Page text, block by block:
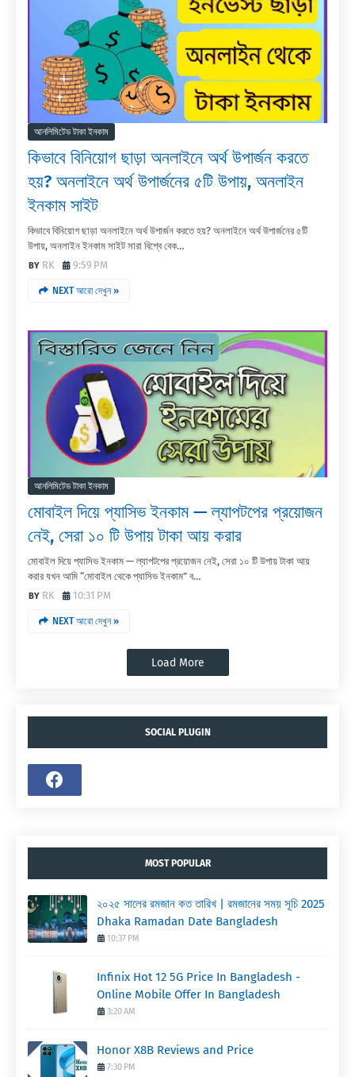
আনলিমিটেড টাকা ইনকাম
কিভাবে বিনিয়োগ ছাড়া অনলাইনে অর্থ উপার্জন করতে
হয়? অনলাইনে অর্থ উপার্জনের ৫টি উপায়, অনলাইন
ইনকাম সাইট
কিভাবে বিনিয়োগ ছাড়া অনলাইনে অর্থ উপার্জন করতে হয়? অনলাইনে অর্থ উপার্জনের ৫টি
উপায়, অনলাইন ইনকাম সাইট সারা বিশ্বে বেক…
RK
9:59 PM
NEXT আরো দেখুন »
আনলিমিটেড টাকা ইনকাম
মোবাইল দিয়ে প্যাসিভ ইনকাম — ল্যাপটপের প্রয়োজন
নেই, সেরা ১০ টি উপায় টাকা আয় করার
মোবাইল দিয়ে প্যাসিভ ইনকাম — ল্যাপটপের প্রয়োজন নেই, সেরা ১০ টি উপায় টাকা আয়
করার যখন আমি “মোবাইল থেকে প্যাসিভ ইনকাম” ব…
RK
10:31 PM
NEXT আরো দেখুন »
Load More
SOCIAL PLUGIN
MOST POPULAR
২০২৫ সালের রমজান কত তারিখ | রমজানের সময় সূচি 2025
Dhaka Ramadan Date Bangladesh
10:37 PM
Infinix Hot 12 5G Price In Bangladesh -
Online Mobile Offer In Bangladesh
3:20 AM
Honor X8B Reviews and Price
7:30 PM